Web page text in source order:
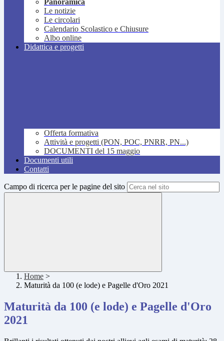
Panoramica
Le notizie
Le circolari
Calendario Scolastico e Chiusure
Albo online
Didattica e progetti
Offerta formativa
Attività e progetti (PON, POC, PNRR, PN...)
DOCUMENTI del 15 maggio
Documenti utili
Contatti
Campo di ricerca per le pagine del sito
Home >
Maturità da 100 (e lode) e Pagelle d'Oro 2021
Maturità da 100 (e lode) e Pagelle d'Oro
2021